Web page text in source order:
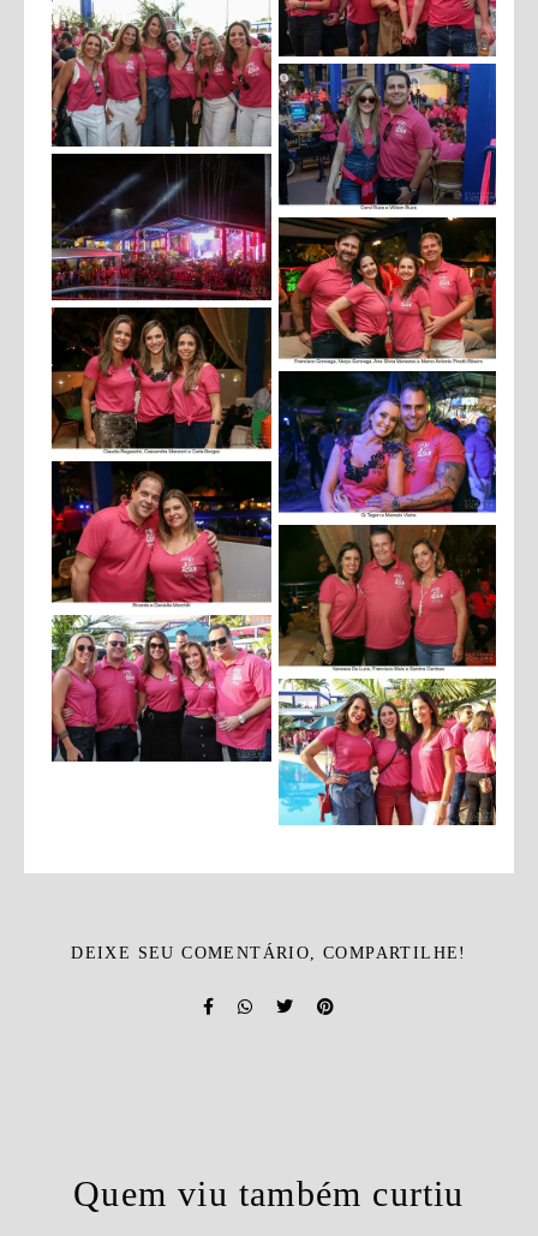
DEIXE SEU COMENTÁRIO, COMPARTILHE!
Quem viu também curtiu